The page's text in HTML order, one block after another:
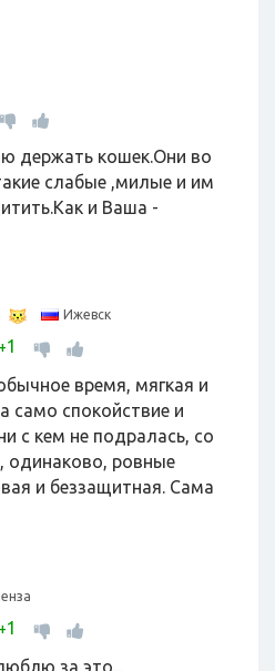
держать кошек.Они во
слабые ,милые и им
и Ваша -
Ижевск
+1
время, мягкая и
само спокойствие и
с кем не подралась, со
одинаково, ровные
и беззащитная. Сама
+1
за это...